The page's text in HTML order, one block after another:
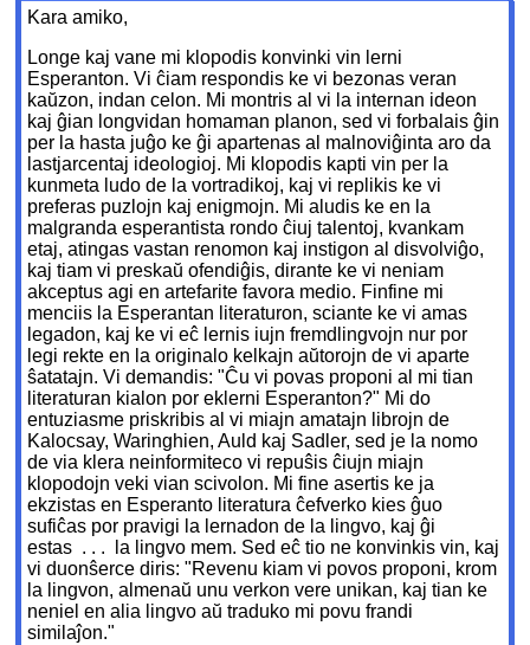
Kara amiko,
Longe kaj vane mi klopodis konvinki vin lerni
Esperanton. Vi ĉiam respondis ke vi bezonas veran
kaŭzon, indan celon. Mi montris al vi la internan ideon
kaj ĝian longvidan homaman planon, sed vi forbalais ĝin
per la hasta juĝo ke ĝi apartenas al malnoviĝinta aro da
lastjarcentaj ideologioj. Mi klopodis kapti vin per la
kunmeta ludo de la vortradikoj, kaj vi replikis ke vi
preferas puzlojn kaj enigmojn. Mi aludis ke en la
malgranda esperantista rondo ĉiuj talentoj, kvankam
etaj, atingas vastan renomon kaj instigon al disvolviĝo,
kaj tiam vi preskaŭ ofendiĝis, dirante ke vi neniam
akceptus agi en artefarite favora medio. Finfine mi
menciis la Esperantan literaturon, sciante ke vi amas
legadon, kaj ke vi eĉ lernis iujn fremdlingvojn nur por
legi rekte en la originalo kelkajn aŭtorojn de vi aparte
ŝatatajn. Vi demandis: "Ĉu vi povas proponi al mi tian
literaturan kialon por eklerni Esperanton?" Mi do
entuziasme priskribis al vi miajn amatajn librojn de
Kalocsay, Waringhien, Auld kaj Sadler, sed je la nomo
de via klera neinformiteco vi repuŝis ĉiujn miajn
klopodojn veki vian scivolon. Mi fine asertis ke ja
ekzistas en Esperanto literatura ĉefverko kies ĝuo
sufiĉas por pravigi la lernadon de la lingvo, kaj ĝi
estas . . . la lingvo mem. Sed eĉ tio ne konvinkis vin, kaj
vi duonŝerce diris: "Revenu kiam vi povos proponi, krom
la lingvon, almenaŭ unu verkon vere unikan, kaj tian ke
neniel en alia lingvo aŭ traduko mi povu frandi
similaĵon."